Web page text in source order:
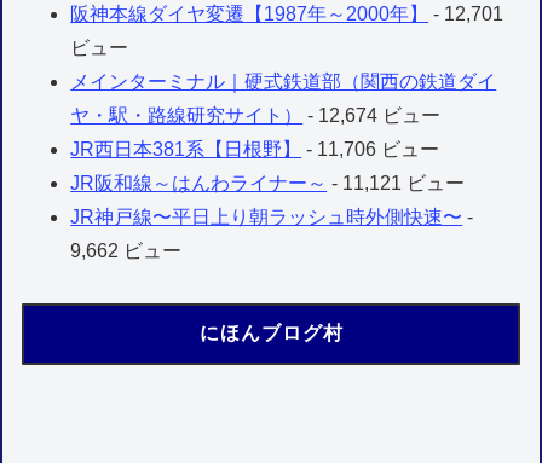
阪神本線ダイヤ変遷【1987年～2000年】
- 12,701
ビュー
メインターミナル｜硬式鉄道部（関西の鉄道ダイ
ヤ・駅・路線研究サイト）
- 12,674 ビュー
JR西日本381系【日根野】
- 11,706 ビュー
JR阪和線～はんわライナー～ - 11,121 ビュー
JR神戸線〜平日上り朝ラッシュ時外側快速〜 -
9,662 ビュー
にほんブログ村